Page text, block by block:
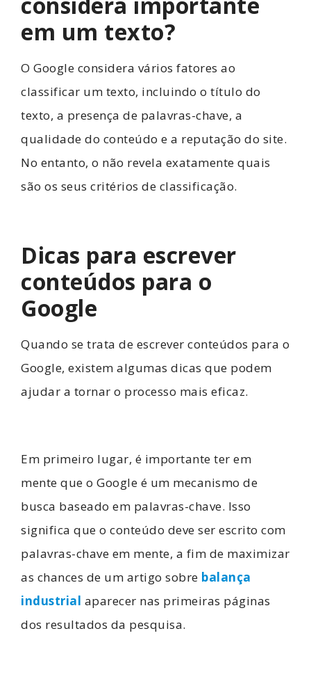
em um texto?
O Google considera vários fatores ao
classificar um texto, incluindo o título do
texto, a presença de palavras-chave, a
qualidade do conteúdo e a reputação do site.
No entanto, o não revela exatamente quais
são os seus critérios de classificação.
Dicas para escrever
conteúdos para o
Google
Quando se trata de escrever conteúdos para o
Google, existem algumas dicas que podem
ajudar a tornar o processo mais eficaz.
Em primeiro lugar, é importante ter em
mente que o Google é um mecanismo de
busca baseado em palavras-chave. Isso
significa que o conteúdo deve ser escrito com
palavras-chave em mente, a fim de maximizar
as chances de um artigo sobre balança
industrial aparecer nas primeiras páginas
dos resultados da pesquisa.